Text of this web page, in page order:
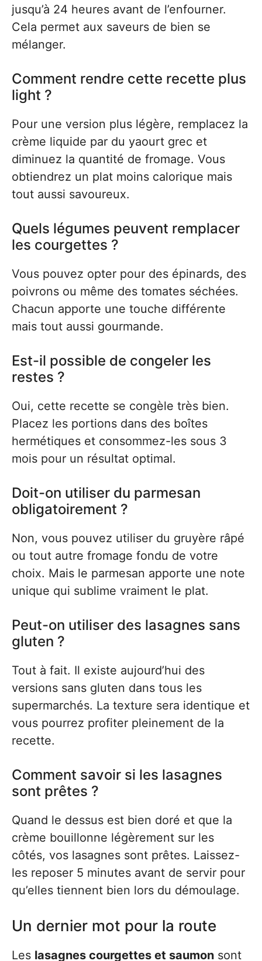
jusqu’à 24 heures avant de l’enfourner.
Cela permet aux saveurs de bien se
mélanger.
Comment rendre cette recette plus
light ?
Pour une version plus légère, remplacez la
crème liquide par du yaourt grec et
diminuez la quantité de fromage. Vous
obtiendrez un plat moins calorique mais
tout aussi savoureux.
Quels légumes peuvent remplacer
les courgettes ?
Vous pouvez opter pour des épinards, des
poivrons ou même des tomates séchées.
Chacun apporte une touche différente
mais tout aussi gourmande.
Est-il possible de congeler les
restes ?
Oui, cette recette se congèle très bien.
Placez les portions dans des boîtes
hermétiques et consommez-les sous 3
mois pour un résultat optimal.
Doit-on utiliser du parmesan
obligatoirement ?
Non, vous pouvez utiliser du gruyère râpé
ou tout autre fromage fondu de votre
choix. Mais le parmesan apporte une note
unique qui sublime vraiment le plat.
Peut-on utiliser des lasagnes sans
gluten ?
Tout à fait. Il existe aujourd’hui des
versions sans gluten dans tous les
supermarchés. La texture sera identique et
vous pourrez profiter pleinement de la
recette.
Comment savoir si les lasagnes
sont prêtes ?
Quand le dessus est bien doré et que la
crème bouillonne légèrement sur les
côtés, vos lasagnes sont prêtes. Laissez-
les reposer 5 minutes avant de servir pour
qu’elles tiennent bien lors du démoulage.
Un dernier mot pour la route
Les lasagnes courgettes et saumon sont